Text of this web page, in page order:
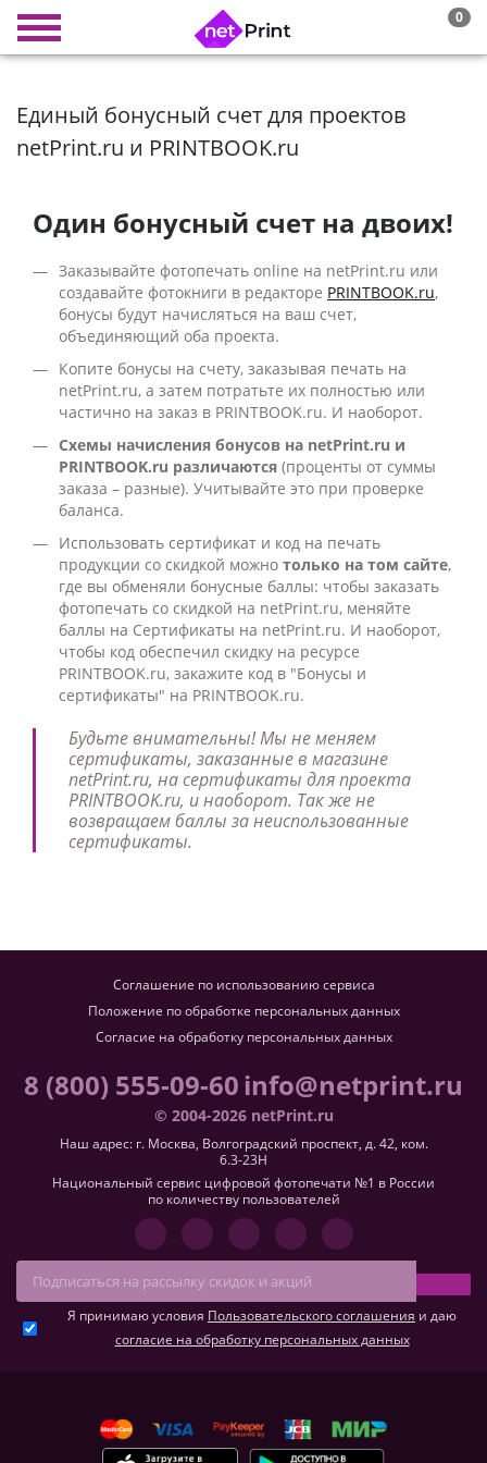
0
Единый бонусный счет для проектов
netPrint.ru и PRINTBOOK.ru
Один бонусный счет на двоих!
Заказывайте фотопечать online на netPrint.ru или
создавайте фотокниги в редакторе PRINTBOOK.ru,
бонусы будут начисляться на ваш счет,
объединяющий оба проекта.
Копите бонусы на счету, заказывая печать на
netPrint.ru, а затем потратьте их полностью или
частично на заказ в PRINTBOOK.ru. И наоборот.
Схемы начисления бонусов на netPrint.ru и
PRINTBOOK.ru различаются (проценты от суммы
заказа – разные). Учитывайте это при проверке
баланса.
Использовать сертификат и код на печать
продукции со скидкой можно только на том сайте,
где вы обменяли бонусные баллы: чтобы заказать
фотопечать со скидкой на netPrint.ru, меняйте
баллы на Сертификаты на netPrint.ru. И наоборот,
чтобы код обеспечил скидку на ресурсе
PRINTBOOK.ru, закажите код в "Бонусы и
сертификаты" на PRINTBOOK.ru.
Будьте внимательны! Мы не меняем
сертификаты, заказанные в магазине
netPrint.ru, на сертификаты для проекта
PRINTBOOK.ru, и наоборот. Так же не
возвращаем баллы за неиспользованные
сертификаты.
Соглашение по использованию сервиса
Положение по обработке персональных данных
Согласие на обработку персональных данных
8 (800) 555-09-60info@netprint.ru
© 2004-2026 netPrint.ru
Наш адрес: г. Москва, Волгоградский проспект, д. 42, ком.
6.3-23H
Национальный сервис цифровой фотопечати №1 в России
по количеству пользователей
Я принимаю условия Пользовательского соглашения и даю
согласие на обработку персональных данных